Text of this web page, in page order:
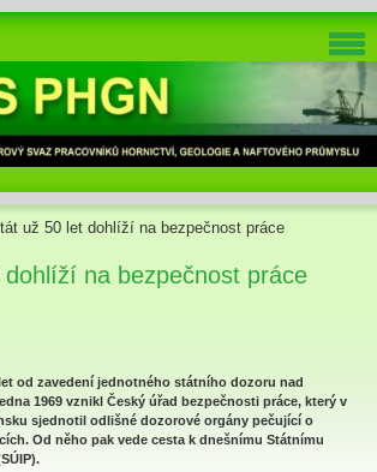
už 50 let dohlíží na bezpečnost práce
na bezpečnost práce
od zavedení jednotného státního dozoru nad
1969 vznikl Český úřad bezpečnosti práce, který v
sjednotil odlišné dozorové orgány pečující o
Od něho pak vede cesta k dnešnímu Státnímu